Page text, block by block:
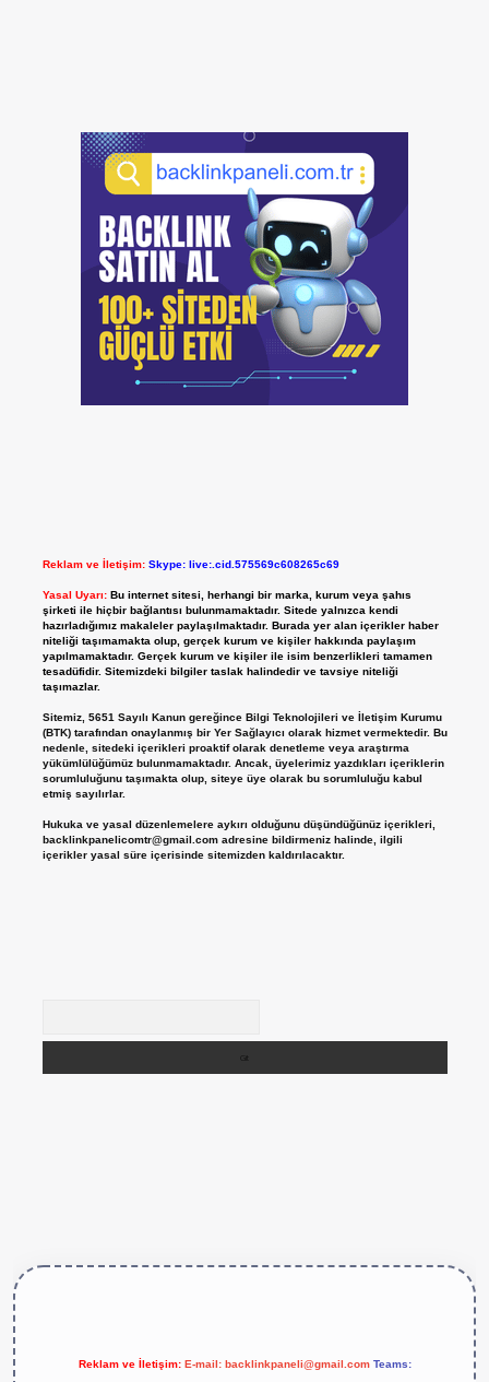
Reklam ve İletişim: Skype: live:.cid.575569c608265c69
Yasal Uyarı: Bu internet sitesi, herhangi bir marka, kurum veya şahıs
şirketi ile hiçbir bağlantısı bulunmamaktadır. Sitede yalnızca kendi
hazırladığımız makaleler paylaşılmaktadır. Burada yer alan içerikler haber
niteliği taşımamakta olup, gerçek kurum ve kişiler hakkında paylaşım
yapılmamaktadır. Gerçek kurum ve kişiler ile isim benzerlikleri tamamen
tesadüfidir. Sitemizdeki bilgiler taslak halindedir ve tavsiye niteliği
taşımazlar.
Sitemiz, 5651 Sayılı Kanun gereğince Bilgi Teknolojileri ve İletişim Kurumu
(BTK) tarafından onaylanmış bir Yer Sağlayıcı olarak hizmet vermektedir. Bu
nedenle, sitedeki içerikleri proaktif olarak denetleme veya araştırma
yükümlülüğümüz bulunmamaktadır. Ancak, üyelerimiz yazdıkları içeriklerin
sorumluluğunu taşımakta olup, siteye üye olarak bu sorumluluğu kabul
etmiş sayılırlar.
Hukuka ve yasal düzenlemelere aykırı olduğunu düşündüğünüz içerikleri,
backlinkpanelicomtr@gmail.comadresine bildirmeniz halinde, ilgili
içerikler yasal süre içerisinde sitemizden kaldırılacaktır.
Reklam ve İletişim: E-mail: backlinkpaneli@gmail.com Teams: